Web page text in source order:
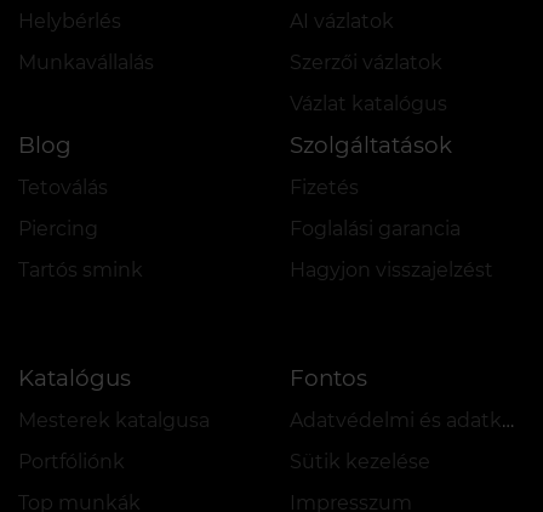
Helybérlés
Munkavállalás
AI vázlatok
Szerzői vázlatok
Vázlat katalógus
Blog
Tetoválás
Piercing
Tartós smink
Szolgáltatások
Fizetés
Foglalási garancia
Hagyjon visszajelzést
Katalógus
Mesterek katalgusa
Portfóliónk
Top munkák
Fontos
Adatvédelmi és adatkezelési szabályzat
Sütik kezelése
Impresszum